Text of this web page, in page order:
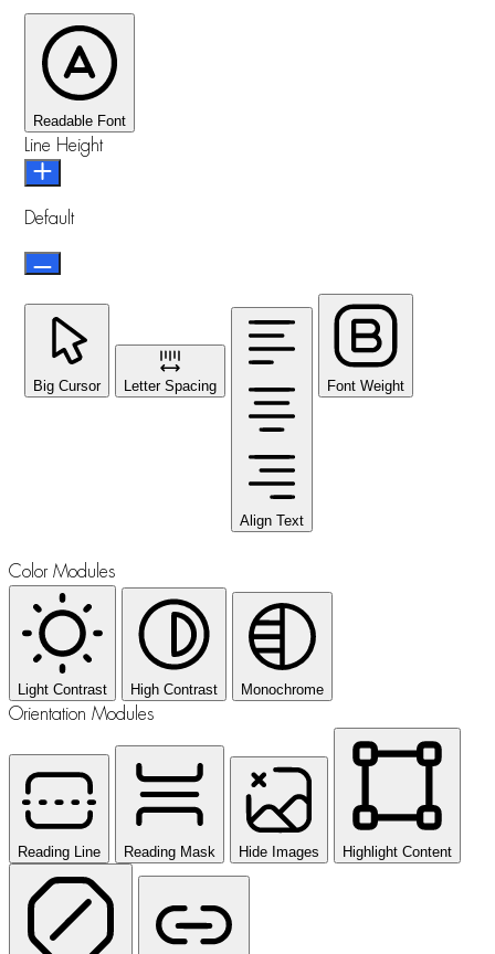
Readable Font
Line Height
Default
Big Cursor Letter Spacing
Align Text
Font Weight
Color Modules
Light Contrast High Contrast Monochrome
Orientation Modules
Reading Line Reading Mask Hide Images Highlight Content